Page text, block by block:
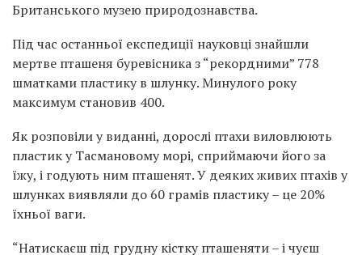
Британського музею природознавства.
Під час останньої експедиції науковці знайшли
мертве пташеня буревісника з “рекордними” 778
шматками пластику в шлунку. Минулого року
максимум становив 400.
Як розповіли у виданні, дорослі птахи виловлюють
пластик у Тасмановому морі, сприймаючи його за
їжу, і годують ним пташенят. У деяких живих птахів у
шлунках виявляли до 60 грамів пластику – це 20%
їхньої ваги.
“Натискаєш під грудну кістку пташеняти – і чуєш